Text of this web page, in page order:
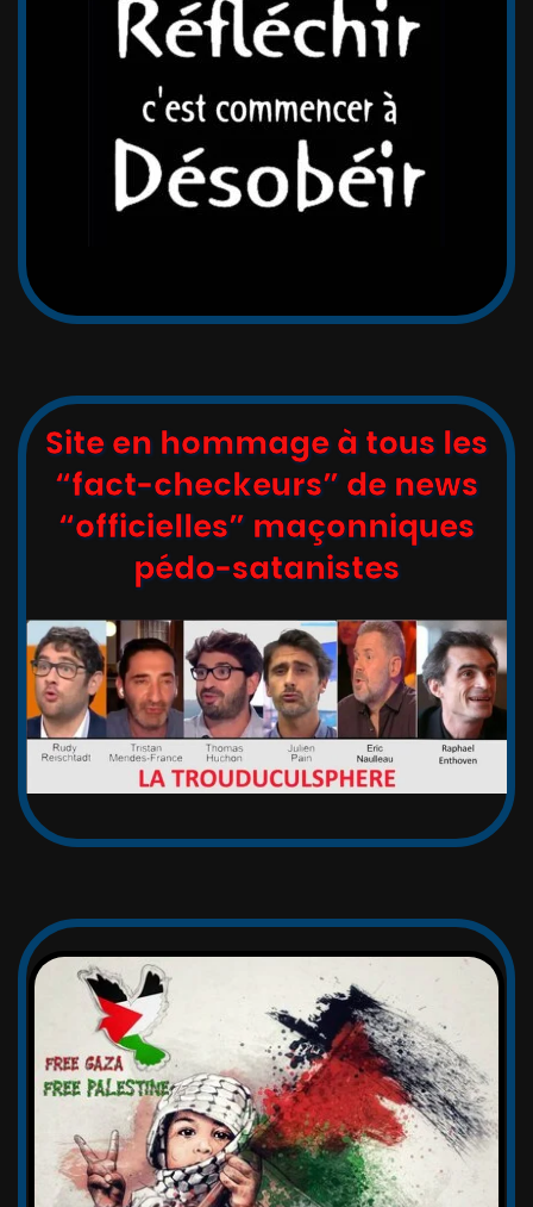
Site en hommage à tous les
“fact-checkeurs” de news
“officielles” maçonniques
pédo-satanistes